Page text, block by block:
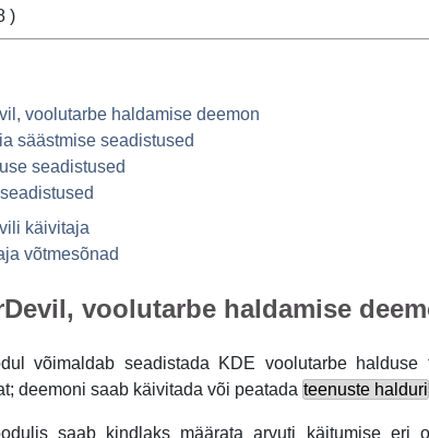
)
voolutarbe haldamise deemon
säästmise seadistused
seadistused
käivitaja
võtmesõnad
voolutarbe haldamise
võimaldab seadistada KDE voolutarbe halduse
deemoni saab käivitada või peatada teenuste halduri
saab kindlaks määrata arvuti käitumise eri